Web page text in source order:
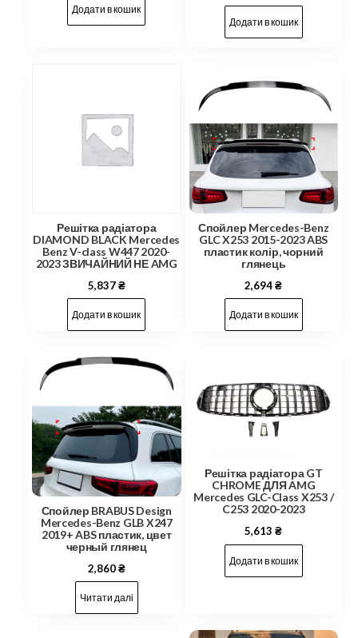
Додати в кошик
Додати в кошик
Решітка радіатора
DIAMOND BLACK Mercedes
Benz V-class W447 2020-
2023 ЗВИЧАЙНИЙ НЕ AMG
5,837₴
Додати в кошик
Спойлер Mercedes-Benz
GLC X253 2015-2023 ABS
пластик колір, чорний
глянець
2,694₴
Додати в кошик
Спойлер BRABUS Design
Mercedes-Benz GLB X247
2019+ ABS пластик, цвет
черный глянец
2,860₴
Читати далі
Решітка радіатора GT
CHROME ДЛЯ AMG
Mercedes GLC-Class X253 /
C253 2020-2023
5,613₴
Додати в кошик